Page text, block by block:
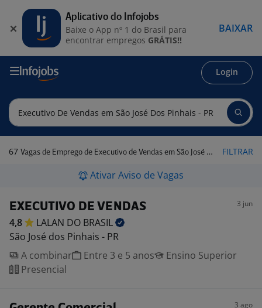
Login
67 Vagas de Emprego de Executivo de Vendas em São José dos Pinhais - PR FILTRAR
Ativar Aviso de Vagas
EXECUTIVO DE VENDAS 3 jun
4,8 LALAN DO BRASIL
São José dos Pinhais - PR
A combinar
Entre 3 e 5 anos
Ensino Superior
Presencial
3 ago
Aplicativo do Infojobs
Baixe o App nº 1 do Brasil para
encontrar empregos GRÁTIS!!
BAIXAR